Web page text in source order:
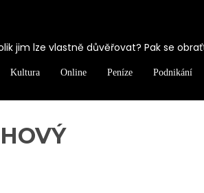
jim lze vlastně důvěřovat? Pak se
Kultura Online Peníze Podnikání